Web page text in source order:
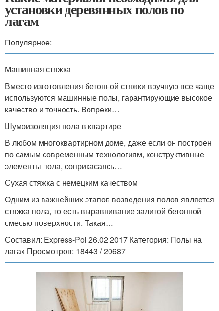
установки деревянных полов по
лагам
Популярное:
Машинная стяжка
Вместо изготовления бетонной стяжки вручную все чаще
используются машинные полы, гарантирующие высокое
качество и точность. Вопреки…
Шумоизоляция пола в квартире
В любом многоквартирном доме, даже если он построен
по самым современным технологиям, конструктивные
элементы пола, соприкасаясь…
Сухая стяжка с немецким качеством
Одним из важнейших этапов возведения полов является
стяжка пола, то есть выравнивание залитой бетонной
смесью поверхности. Такая…
Составил: Express-Pol 26.02.2017 Категория: Полы на
лагах Просмотров: 18443 / 20687